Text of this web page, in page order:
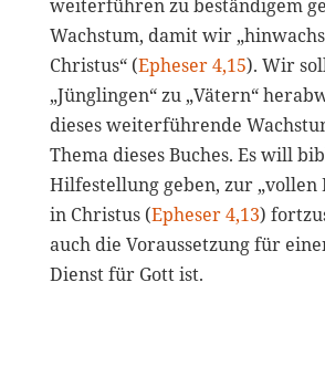
weiterführen zu beständigem
Wachstum, damit wir
Christus“ (Epheser 4,15). Wir
„Jünglingen“ zu „Vätern“
dieses weiterführende
Thema dieses Buches. Es will
Hilfestellung geben, zur „vollen
in Christus (Epheser 4,13)
auch die Voraussetzung für
Dienst für Gott ist.